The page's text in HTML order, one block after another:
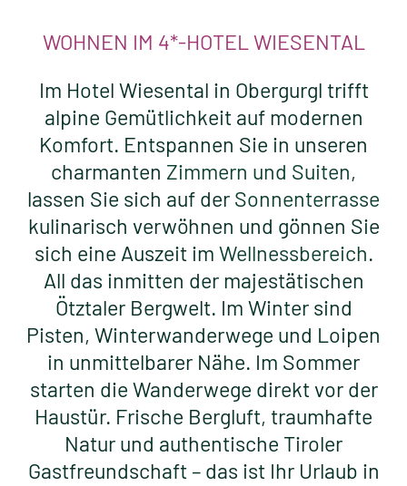
WOHNEN IM 4*-HOTEL WIESENTAL
Im Hotel Wiesental in Obergurgl trifft
alpine Gemütlichkeit auf modernen
Komfort. Entspannen Sie in unseren
charmanten Zimmern und Suiten,
lassen Sie sich auf der Sonnenterrasse
kulinarisch verwöhnen und gönnen Sie
sich eine Auszeit im Wellnessbereich.
All das inmitten der majestätischen
Ötztaler Bergwelt. Im Winter sind
Pisten, Winterwanderwege und Loipen
in unmittelbarer Nähe. Im Sommer
starten die Wanderwege direkt vor der
Haustür. Frische Bergluft, traumhafte
Natur und authentische Tiroler
Gastfreundschaft – das ist Ihr Urlaub in
RESTAURANT & SONNENTERRASSE
OBERGURGL
SERVICE & INFO
ANFRAGEN
ONLINE BUCHEN